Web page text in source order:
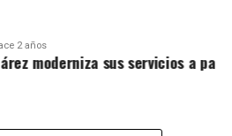
2 años
moderniza sus servicios a